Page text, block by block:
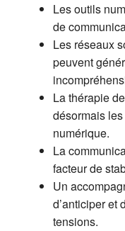
Les outils
de
Les réseaux
peuvent
La thérapie
désormais
numérique.
La
facteur de
Un
d’anticiper et
tensions.